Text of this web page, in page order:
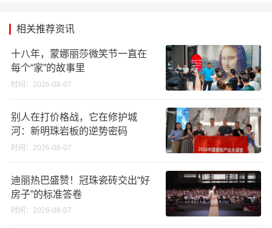
相关推荐资讯
十八年，蒙娜丽莎微笑节一直在
每个“家”的故事里
时间：2026-08-07
别人在打价格战，它在修护城
河：新明珠岩板的逆势密码
时间：2026-08-07
迪丽热巴盛赞！冠珠瓷砖交出“好
房子”的标准答卷
时间：2026-08-07